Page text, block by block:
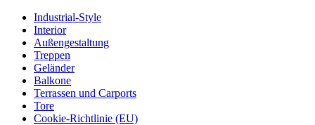
Industrial-Style
Interior
Außengestaltung
Treppen
Geländer
Balkone
Terrassen und Carports
Tore
Cookie-Richtlinie (EU)